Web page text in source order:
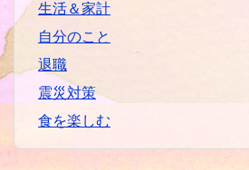
生活＆家計
自分のこと
退職
震災対策
食を楽しむ